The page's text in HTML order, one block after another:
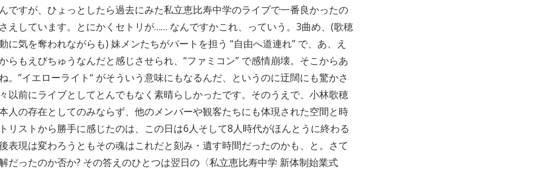
ですが、ひょっとしたら過去にみた私立恵比寿中学のライブで一番良かったの
えしています。とにかくセトリが…… なんですかこれ、っていう。3曲め、(歌穂
に気を奪われながらも) 妹メンたちがパートを担う “自由へ道連れ” で、あ、え
らもえびちゅうなんだと感じさせられ、“ファミコン” で感情崩壊。そこからあ
。”イエローライト“ がそういう意味にもなるんだ、というのに迂闊にも驚かさ
以前にライブとしてとんでもなく素晴らしかったです。そのうえで、小林歌穂
人の存在としてのみならず、他のメンバーや観客たちにも体現された空間と時
リストから勝手に感じたのは、この日は6人そして8人時代がほんとうに終わる
表現は変わろうともその魂はこれだと刻み・遺す時間だったのかも、と。さて
だったのか否か? その答えのひとつは翌日の〈私立恵比寿中学 新体制始業式